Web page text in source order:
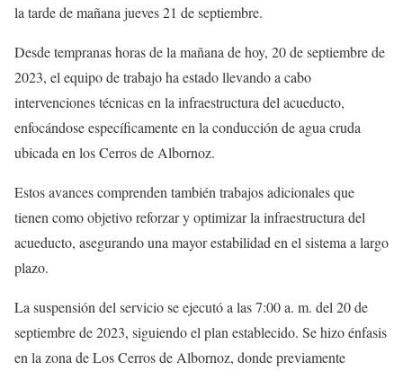
la tarde de mañana jueves 21 de septiembre.
Desde tempranas horas de la mañana de hoy, 20 de septiembre de
2023, el equipo de trabajo ha estado llevando a cabo
intervenciones técnicas en la infraestructura del acueducto,
enfocándose específicamente en la conducción de agua cruda
ubicada en los Cerros de Albornoz.
Estos avances comprenden también trabajos adicionales que
tienen como objetivo reforzar y optimizar la infraestructura del
acueducto, asegurando una mayor estabilidad en el sistema a largo
plazo.
La suspensión del servicio se ejecutó a las 7:00 a. m. del 20 de
septiembre de 2023, siguiendo el plan establecido. Se hizo énfasis
en la zona de Los Cerros de Albornoz, donde previamente